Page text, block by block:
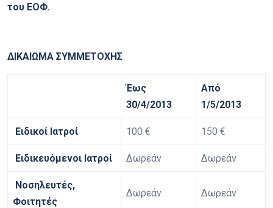
του ΕΟΦ.
ΔΙΚΑΙΩΜΑ ΣΥΜΜΕΤΟΧΗΣ
Έως
30/4/2013
Από
1/5/2013
Ειδικοί Ιατροί 100 € 150 €
Ειδικευόμενοι Ιατροί Δωρεάν Δωρεάν
Νοσηλευτές,
Φοιτητές
Δωρεάν Δωρεάν